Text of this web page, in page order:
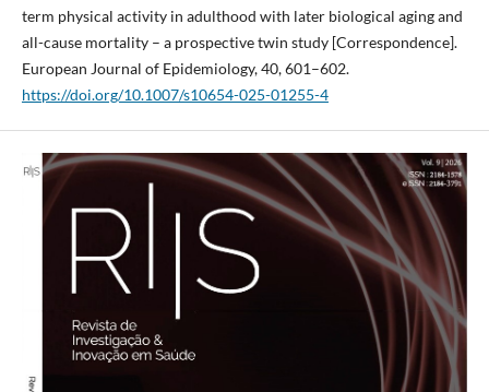
term physical activity in adulthood with later biological aging and
all-cause mortality – a prospective twin study [Correspondence].
European Journal of Epidemiology, 40, 601–602.
https://doi.org/10.1007/s10654-025-01255-4